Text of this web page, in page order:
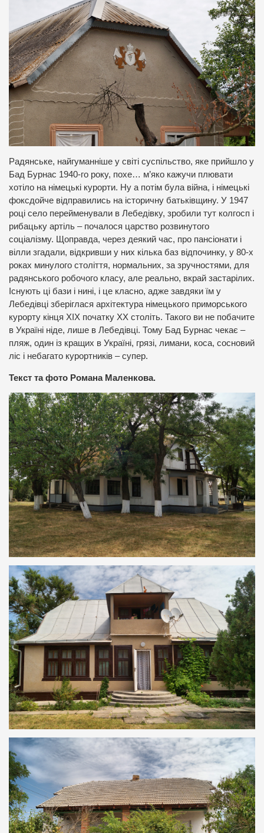
Радянське, найгуманніше у світі суспільство, яке прийшло у
Бад Бурнас 1940-го року, похе… м’яко кажучи плювати
хотіло на німецькі курорти. Ну а потім була війна, і німецькі
фоксдойче відправились на історичну батьківщину. У 1947
році село перейменували в Лебедівку, зробили тут колгосп і
рибацьку артіль – почалося царство розвинутого
соціалізму. Щоправда, через деякий час, про пансіонати і
вілли згадали, відкривши у них кілька баз відпочинку, у 80-х
роках минулого століття, нормальних, за зручностями, для
радянського робочого класу, але реально, вкрай застарілих.
Існують ці бази і нині, і це класно, адже завдяки їм у
Лебедівці зберіглася архітектура німецького приморського
курорту кінця ХІХ початку ХХ століть. Такого ви не побачите
в Україні ніде, лише в Лебедівці. Тому Бад Бурнас чекає –
пляж, один із кращих в Україні, грязі, лимани, коса, сосновий
ліс і небагато курортників – супер.
Текст та фото Романа Маленкова.